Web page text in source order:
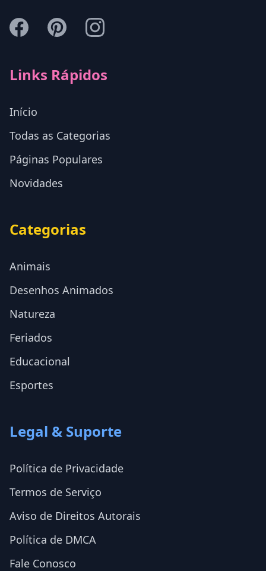
Links Rápidos
Início
Todas as Categorias
Páginas Populares
Novidades
Categorias
Animais
Desenhos Animados
Natureza
Feriados
Educacional
Esportes
Legal & Suporte
Política de Privacidade
Termos de Serviço
Aviso de Direitos Autorais
Política de DMCA
Fale Conosco